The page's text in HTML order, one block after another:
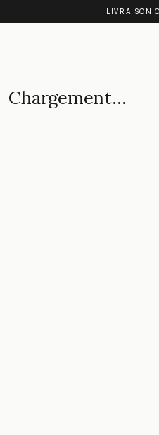
LIVRAISON
Chargement…